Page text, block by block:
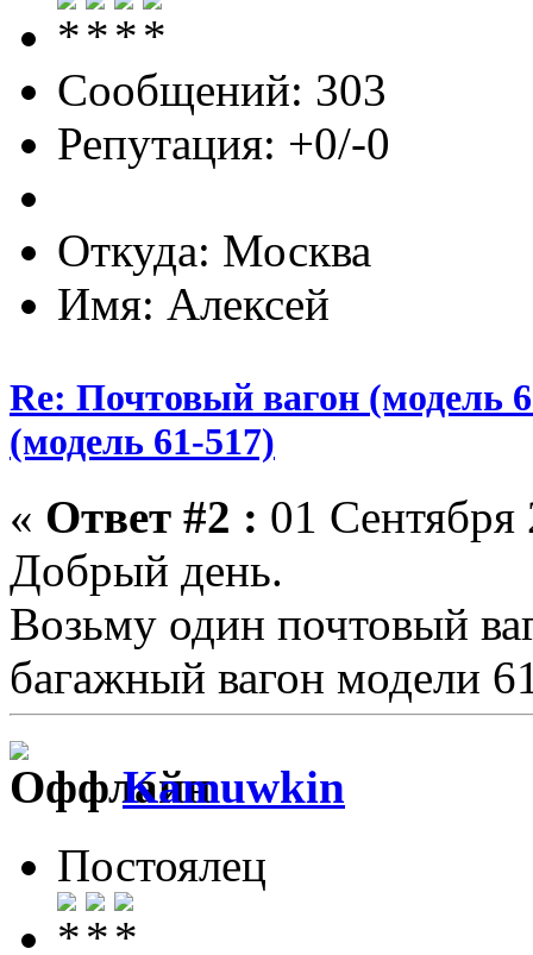
Сообщений: 303
Репутация: +0/-0
Откуда: Москва
Имя: Алексей
Re: Почтовый вагон (модель
(модель 61-517)
« Ответ #2 : 01
Добрый день.
Возьму один почтовый
багажный вагон модели
Kamuwkin
Постоялец